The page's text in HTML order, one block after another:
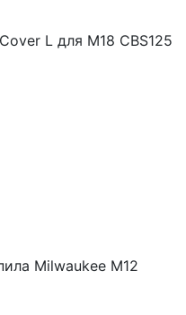
L для M18 CBS125
Milwaukee M12